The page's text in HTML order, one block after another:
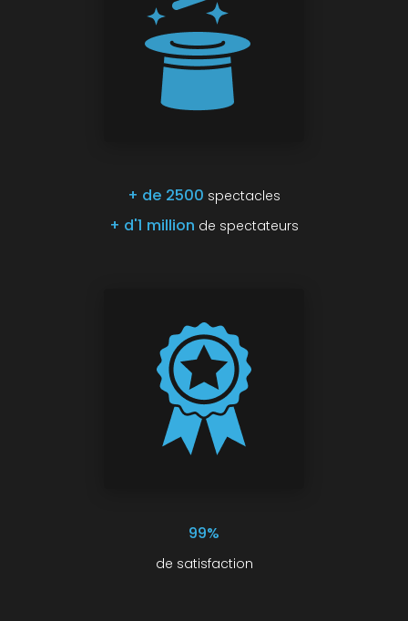
+ de 2500 spectacles
+ d'1 million de spectateurs
99%
de satisfaction